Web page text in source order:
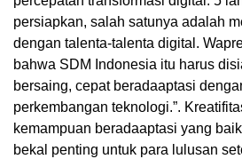
persiapkan, salah satunya adalah
dengan talenta-talenta digital.
bahwa SDM Indonesia itu harus
bersaing, cepat beradaaptasi
perkembangan teknologi.”.
kemampuan beradaaptasi yang
bekal penting untuk para lulusan